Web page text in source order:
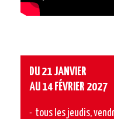
DU 21 JANVIER
AU 14 FÉVRIER 2027
tous les jeudis,